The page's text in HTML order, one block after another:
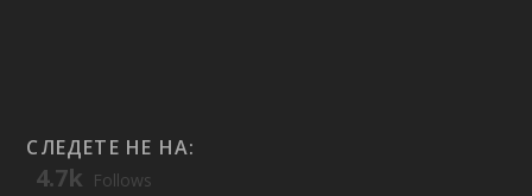
СЛЕДЕТЕ НЕ НА:
4.7k Follows